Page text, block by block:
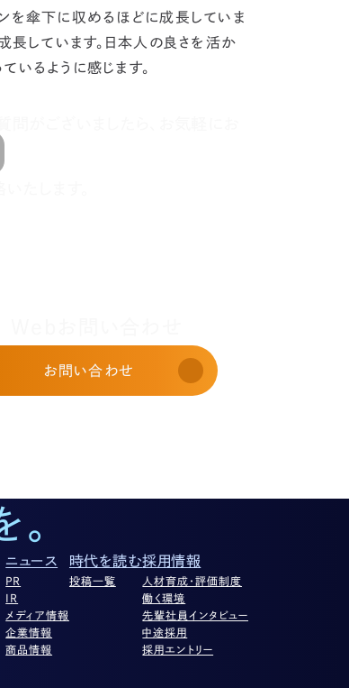
を傘下に収めるほどに成長していま
長しています。 日本人の良さを活か
いるように感じます。
お問い合わせ
ニュース
PR
IR
メディア情報
企業情報
商品情報
時代を読む
投稿一覧
採用情報
人材育成・評価制度
働く環境
先輩社員インタビュー
中途採用
採用エントリー